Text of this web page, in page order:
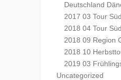
Deutschland
2017 03 Tour
2018 04 Tour
2018 09 Region
2018 10
2019 03
Uncategorized